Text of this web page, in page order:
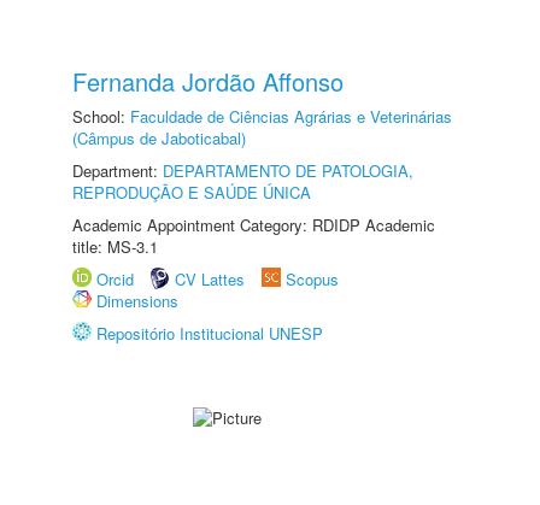
Fernanda Jordão Affonso
School: Faculdade de Ciências Agrárias e Veterinárias
(Câmpus de Jaboticabal)
Department: DEPARTAMENTO DE PATOLOGIA,
REPRODUÇÃO E SAÚDE ÚNICA
Academic Appointment Category: RDIDP Academic
title: MS-3.1
Orcid
CV Lattes
Scopus
Dimensions
Repositório Institucional UNESP